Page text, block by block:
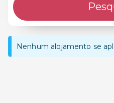
Nenhum alojamento se